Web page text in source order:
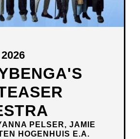
PELSER, JAMIE
HOGENHUIS E.A.